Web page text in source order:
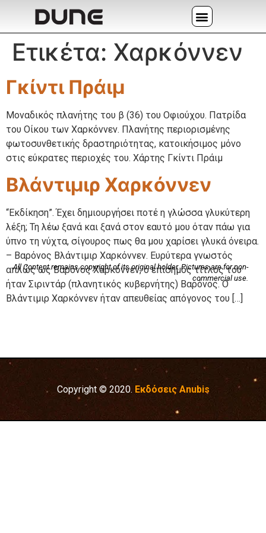
Ετικέτα: Χαρκόννεν
Γκίντι Πράιμ
Μοναδικός πλανήτης του β (36) του Οφιούχου. Πατρίδα
του Οίκου των Χαρκόννεν. Πλανήτης περιορισμένης
φωτοσυνθετικής δραστηριότητας, κατοικήσιμος μόνο
στις εύκρατες περιοχές του. Χάρτης Γκίντι Πράιμ
Βλάντιμιρ Χαρκόννεν
“Εκδίκηση”. Έχει δημιουργήσει ποτέ η γλώσσα γλυκύτερη
λέξη; Τη λέω ξανά και ξανά στον εαυτό μου όταν πάω για
ύπνο τη νύχτα, σίγουρος πως θα μου χαρίσει γλυκά όνειρα.
– Βαρόνος Βλάντιμιρ Χαρκόννεν. Ευρύτερα γνωστός
απλώς ως Βαρόνος Χαρκόννεν, ο επίσημος τίτλος του
ήταν Σιριντάρ (πλανητικός κυβερνήτης) Βαρόνος. Ο
Βλάντιμιρ Χαρκόννεν ήταν απευθείας απόγονος του […]
All Content remains copyright of its original holder. Pictures are for non-
commercial use.
Copyright © 2020. Εκδόσεις Anubis